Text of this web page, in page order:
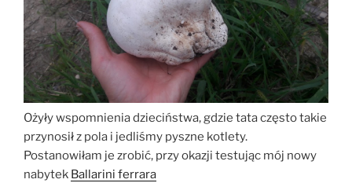
Ożyły wspomnienia dzieciństwa, gdzie tata często takie
przynosił z pola i jedliśmy pyszne kotlety.
Postanowiłam je zrobić, przy okazji testując mój nowy
nabytek Ballarini ferrara